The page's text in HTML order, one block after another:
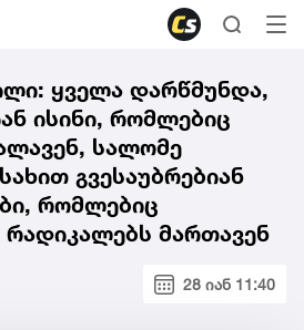
ყველა დარწმუნდა,
ისინი, რომლებიც
სალომე
გვესაუბრებიან
რომლებიც
მართავენ
28 იან 11:40